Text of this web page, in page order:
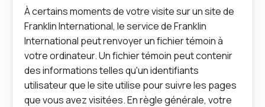
À certains moments de votre visite sur un site de
Franklin International, le service de Franklin
International peut renvoyer un fichier témoin à
votre ordinateur. Un fichier témoin peut contenir
des informations telles qu'un identifiants
utilisateur que le site utilise pour suivre les pages
que vous avez visitées. En règle générale, votre